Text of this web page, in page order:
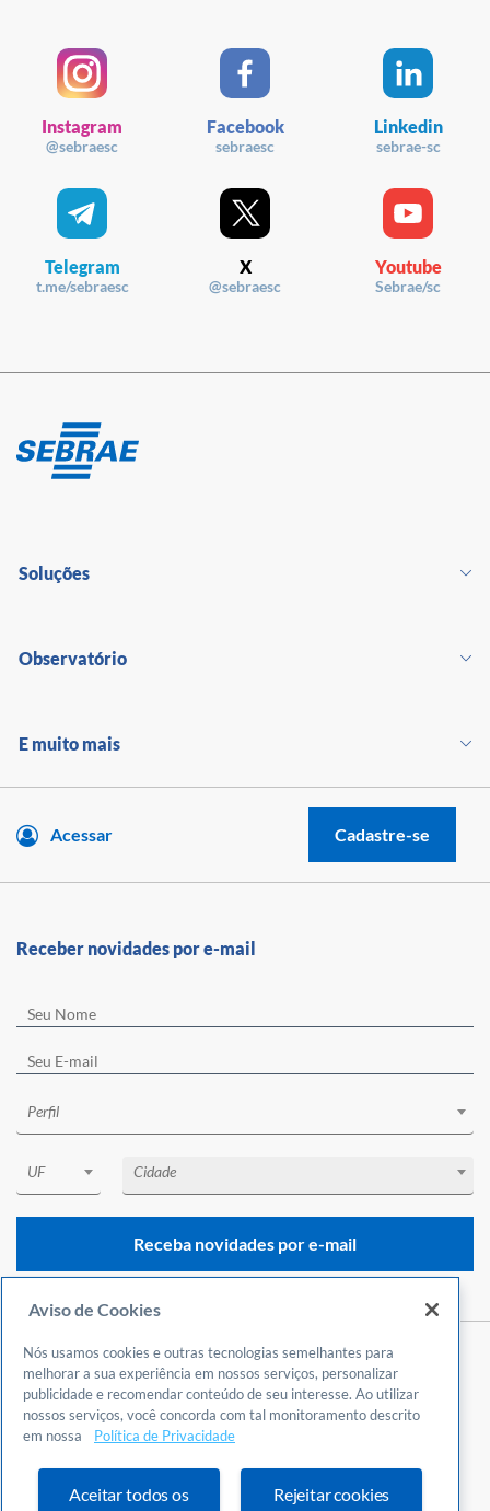
Instagram
@sebraesc
Facebook
sebraesc
Linkedin
sebrae-sc
Telegram
t.me/sebraesc
X
@sebraesc
Youtube
Sebrae/sc
Soluções
Observatório
E muito mais
Acessar Cadastre-se
Central de Atendimento
0800 570 0800
24 horas por dia
Fale Conosco
Ouvidoria
Receber novidades por e-mail
Perfil
UF Cidade
Receba novidades por e-mail
Aviso de Cookies
Nós usamos cookies e outras tecnologias semelhantes para
melhorar a sua experiência em nossos serviços, personalizar
publicidade e recomendar conteúdo de seu interesse. Ao utilizar
nossos serviços, você concorda com tal monitoramento descrito
em nossa
Política de Privacidade
Aceitar todos os
Rejeitar cookies